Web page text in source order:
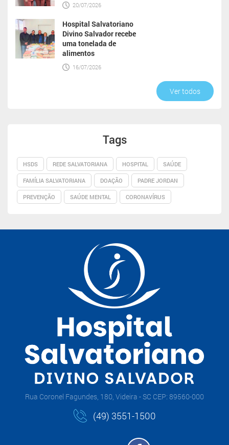
20/07/2026
Hospital Salvatoriano
Divino Salvador recebe
uma tonelada de
alimentos
16/07/2026
Ver todos
Tags
HSDS REDE SALVATORIANA HOSPITAL SAÚDE
FAMÍLIA SALVATORIANA DOAÇÃO PADRE JORDAN
PREVENÇÃO SAÚDE MENTAL CORONAVÍRUS
Rua Coronel Fagundes, 180, Videira - SC CEP: 89560-000
(49) 3551-1500